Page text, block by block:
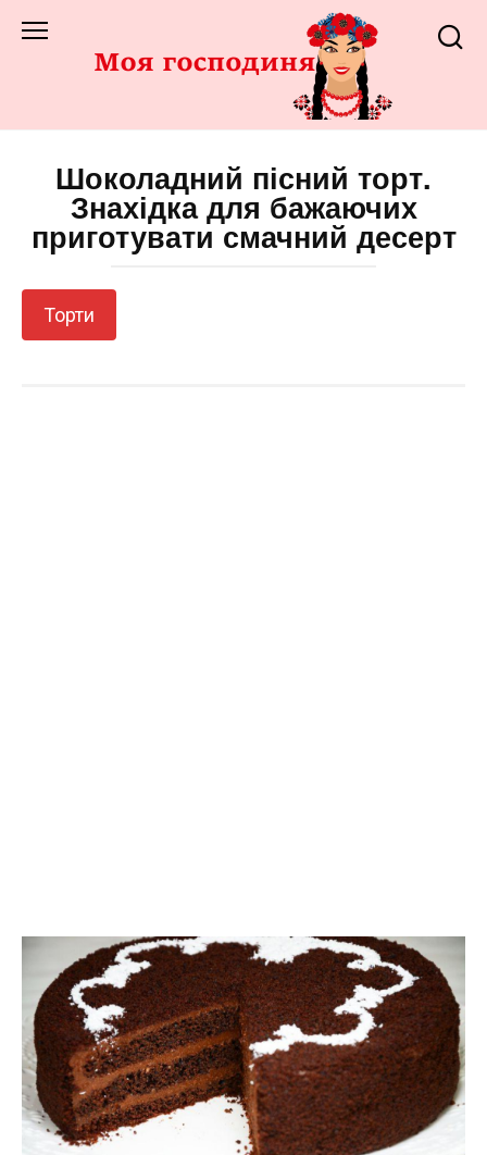
до
Шоколадний пісний торт.
Знахідка для бажаючих
приготувати смачний десерт
Торти